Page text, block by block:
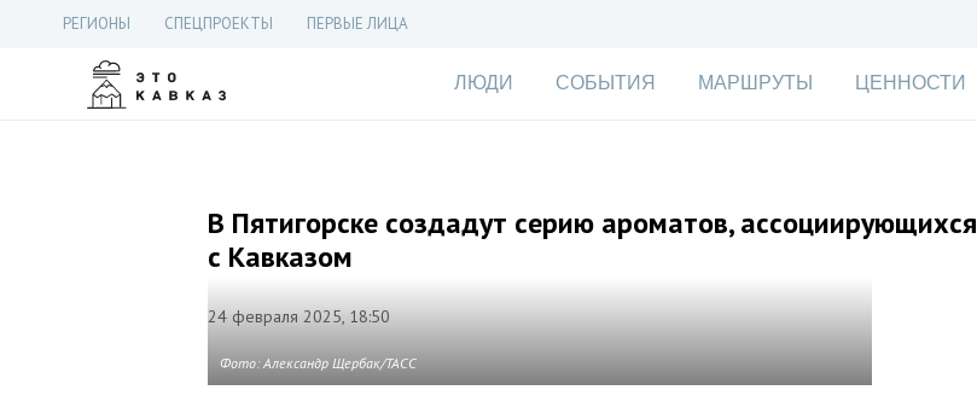
РЕГИОНЫ СПЕЦПРОЕКТЫ ПЕРВЫЕ ЛИЦА
ЛЮДИ СОБЫТИЯ МАРШРУТЫ ЦЕННОСТИ
В Пятигорске создадут серию ароматов, ассоциирующихся
с Кавказом
24 февраля 2025, 18:50
Фото: Александр Щербак/ТАСС